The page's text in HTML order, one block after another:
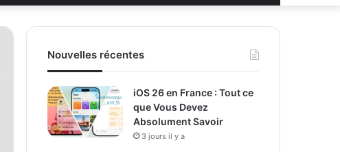
skin
Nouvelles récentes
iOS 26 en France : Tout ce
que Vous Devez
Absolument Savoir
3 jours il y a